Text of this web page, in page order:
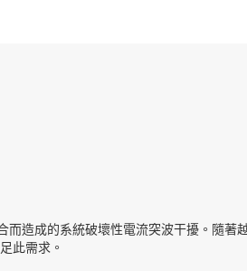
造成的系統破壞性電流突波干擾。隨
此需求。